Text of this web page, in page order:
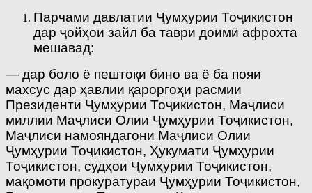
Парчами давлатии Ҷумҳурии Тоҷикистон
дар ҷойҳои зайл ба таври доимӣ афрохта
мешавад:
— дар боло ё пештоқи бино ва ё ба пояи
махсус дар ҳавлии қароргоҳи расмии
Президенти Ҷумҳурии Тоҷикистон, Маҷлиси
миллии Маҷлиси Олии Ҷумҳурии Тоҷикистон,
Маҷлиси намояндагони Маҷлиси Олии
Ҷумҳурии Тоҷикистон, Ҳукумати Ҷумҳурии
Тоҷикистон, судҳои Ҷумҳурии Тоҷикистон,
мақомоти прокуратураи Ҷумҳурии Тоҷикистон,